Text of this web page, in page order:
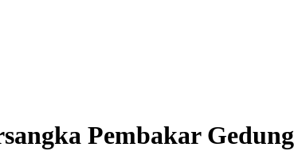
Pembakar